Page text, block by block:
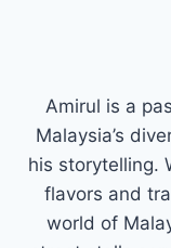
Amirul is a
Malaysia’s
his storytelling.
flavors and
world of